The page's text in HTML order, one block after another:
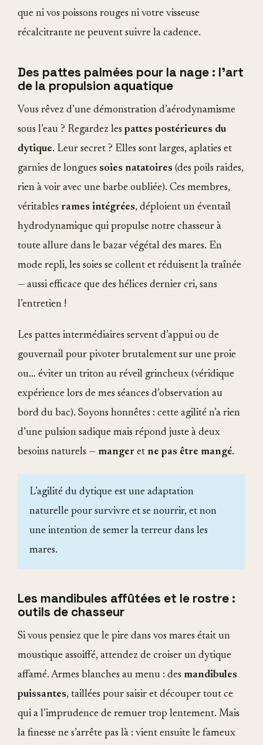
que ni vos poissons rouges ni votre visseuse
récalcitrante ne peuvent suivre la cadence.
Des pattes palmées pour la nage : l'art
de la propulsion aquatique
Vous rêvez d’une démonstration d’aérodynamisme
sous l’eau ? Regardez les pattes postérieures du
dytique. Leur secret ? Elles sont larges, aplaties et
garnies de longues soies natatoires (des poils raides,
rien à voir avec une barbe oubliée). Ces membres,
véritables rames intégrées, déploient un éventail
hydrodynamique qui propulse notre chasseur à
toute allure dans le bazar végétal des mares. En
mode repli, les soies se collent et réduisent la traînée
— aussi efficace que des hélices dernier cri, sans
l’entretien !
Les pattes intermédiaires servent d’appui ou de
gouvernail pour pivoter brutalement sur une proie
ou… éviter un triton au réveil grincheux (véridique
expérience lors de mes séances d’observation au
bord du bac). Soyons honnêtes : cette agilité n’a rien
d’une pulsion sadique mais répond juste à deux
besoins naturels — manger et ne pas être mangé.
L’agilité du dytique est une adaptation
naturelle pour survivre et se nourrir, et non
une intention de semer la terreur dans les
mares.
Les mandibules affûtées et le rostre :
outils de chasseur
Si vous pensiez que le pire dans vos mares était un
moustique assoiffé, attendez de croiser un dytique
affamé. Armes blanches au menu : des mandibules
puissantes, taillées pour saisir et découper tout ce
qui a l’imprudence de remuer trop lentement. Mais
la finesse ne s’arrête pas là : vient ensuite le fameux